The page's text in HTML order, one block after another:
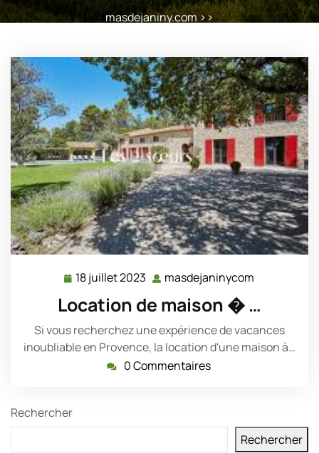
masdejaniny.com>>
18 juillet 2023 18
2023
masdejaninycom
Location de maison � …
Si vous recherchez une expérience de vacances
inoubliable en Provence, la location d'une maison à…
0 Commentaires
Rechercher
Rechercher